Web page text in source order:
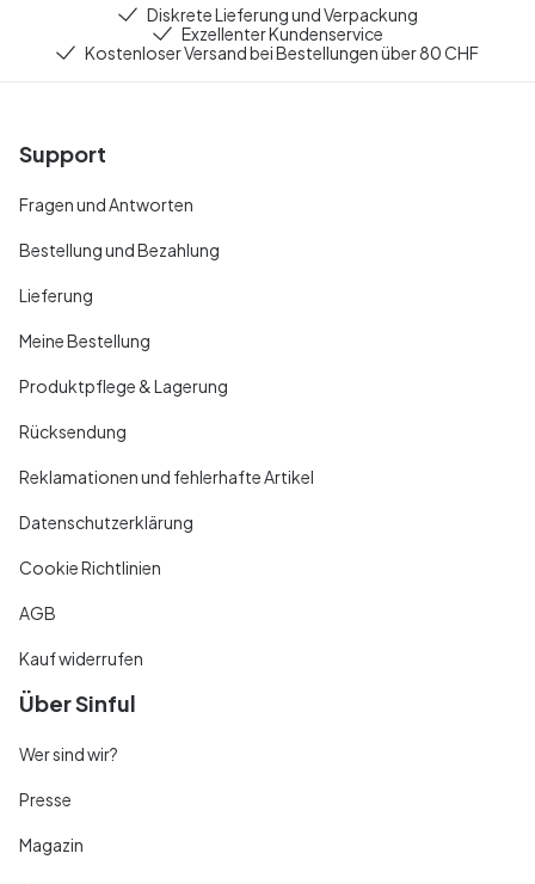
Diskrete Lieferung und Verpackung
Exzellenter Kundenservice
Kostenloser Versand bei Bestellungen über 80 CHF
Support
Fragen und Antworten
Bestellung und Bezahlung
Lieferung
Meine Bestellung
Produktpflege & Lagerung
Rücksendung
Reklamationen und fehlerhafte Artikel
Datenschutzerklärung
Cookie Richtlinien
AGB
Kauf widerrufen
Über Sinful
Wer sind wir?
Presse
Magazin